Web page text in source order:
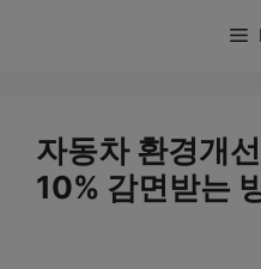
자동차 환경개
10% 감면받는